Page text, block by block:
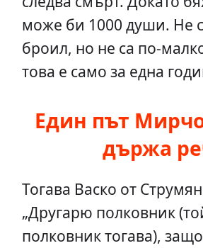
може би 1000 души. Не
броил, но не са по-
това е само за една
Един път
държа
Тогава Васко от
„Другарю полковник
полковник тогава),